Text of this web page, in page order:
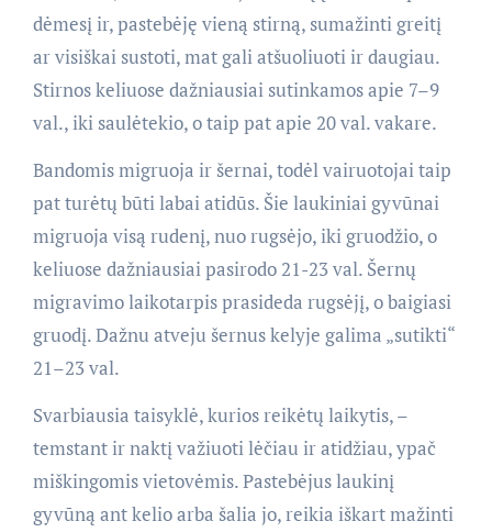
dėmesį ir, pastebėję vieną stirną, sumažinti greitį
ar visiškai sustoti, mat gali atšuoliuoti ir daugiau.
Stirnos keliuose dažniausiai sutinkamos apie 7–9
val., iki saulėtekio, o taip pat apie 20 val. vakare.
Bandomis migruoja ir šernai, todėl vairuotojai taip
pat turėtų būti labai atidūs. Šie laukiniai gyvūnai
migruoja visą rudenį, nuo rugsėjo, iki gruodžio, o
keliuose dažniausiai pasirodo 21-23 val. Šernų
migravimo laikotarpis prasideda rugsėjį, o baigiasi
gruodį. Dažnu atveju šernus kelyje galima „sutikti“
21–23 val.
Svarbiausia taisyklė, kurios reikėtų laikytis, –
temstant ir naktį važiuoti lėčiau ir atidžiau, ypač
miškingomis vietovėmis. Pastebėjus laukinį
gyvūną ant kelio arba šalia jo, reikia iškart mažinti